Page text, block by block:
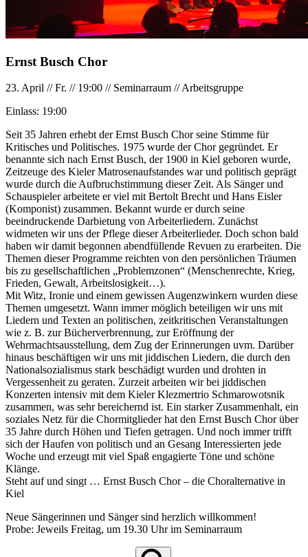
Ernst Busch Chor
23. April //Fr. // 19:00 // Seminarraum //Arbeitsgruppe
Einlass: 19:00
Seit 35 Jahren erhebt der Ernst Busch Chor seine Stimme für
Kritisches und Politisches. 1975 wurde der Chor gegründet. Er
benannte sich nach Ernst Busch, der 1900 in Kiel geboren wurde,
Zeitzeuge des Kieler Matrosenaufstandes war und politisch geprägt
wurde durch die Aufbruchstimmung dieser Zeit. Als Sänger und
Schauspieler arbeitete er viel mit Bertolt Brecht und Hans Eisler
(Komponist) zusammen. Bekannt wurde er durch seine
beeindruckende Darbietung von Arbeiterliedern. Zunächst
widmeten wir uns der Pflege dieser Arbeiterlieder. Doch schon bald
haben wir damit begonnen abendfüllende Revuen zu erarbeiten. Die
Themen dieser Programme reichten von den persönlichen Träumen
bis zu gesellschaftlichen „Problemzonen“ (Menschenrechte, Krieg,
Frieden, Gewalt, Arbeitslosigkeit…).
Mit Witz, Ironie und einem gewissen Augenzwinkern wurden diese
Themen umgesetzt. Wann immer möglich beteiligen wir uns mit
Liedern und Texten an politischen, zeitkritischen Veranstaltungen
wie z. B. zur Bücherverbrennung, zur Eröffnung der
Wehrmachtsausstellung, dem Zug der Erinnerungen uvm. Darüber
hinaus beschäftigen wir uns mit jiddischen Liedern, die durch den
Nationalsozialismus stark beschädigt wurden und drohten in
Vergessenheit zu geraten. Zurzeit arbeiten wir bei jiddischen
Konzerten intensiv mit dem Kieler Klezmertrio Schmarowotsnik
zusammen, was sehr bereichernd ist. Ein starker Zusammenhalt, ein
soziales Netz für die Chormitglieder hat den Ernst Busch Chor über
35 Jahre durch Höhen und Tiefen getragen. Und noch immer trifft
sich der Haufen von politisch und an Gesang Interessierten jede
Woche und erzeugt mit viel Spaß engagierte Töne und schöne
Klänge.
Steht auf und singt … Ernst Busch Chor – die Choralternative in
Kiel
Neue Sängerinnen und Sänger sind herzlich willkommen!
Probe: Jeweils Freitag, um 19.30 Uhr im Seminarraum